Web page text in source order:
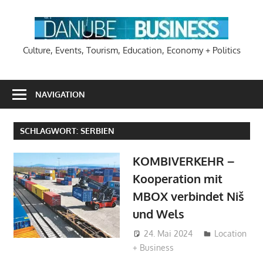
Culture, Events, Tourism, Education, Economy + Politics
NAVIGATION
SCHLAGWORT: SERBIEN
KOMBIVERKEHR –
Kooperation mit
MBOX verbindet Niš
und Wels
24. Mai 2024
Hans-
Location
+ Business